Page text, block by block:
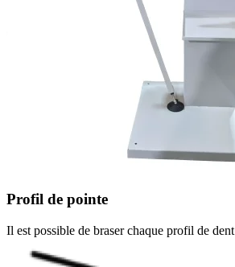
Profil de pointe
Il est possible de braser chaque profil de dent